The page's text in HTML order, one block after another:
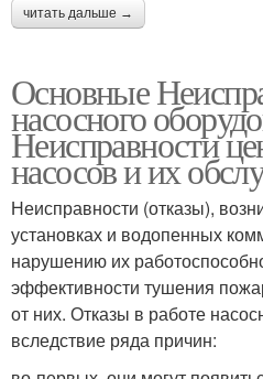
читать дальше →
Основные
насосного
Неисправности
насосов и их
Неисправности (отказы),
установках и водопенных
нарушению их
эффективности тушения
от них. Отказы в работе
вследствие ряда причин: